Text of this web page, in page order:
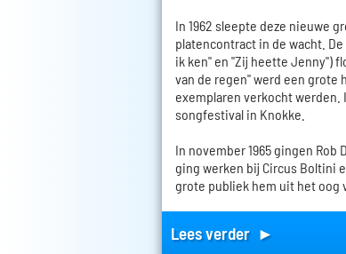
In 1962 sleepte deze nieuwe
platencontract in de wacht.
ik ken" en "Zij heette Jenny")
van de regen" werd een grote
exemplaren verkocht werden.
songfestival in Knokke.
In november 1965 gingen Rob
ging werken bij Circus Boltini
grote publiek hem uit het oog
Lees verder ►